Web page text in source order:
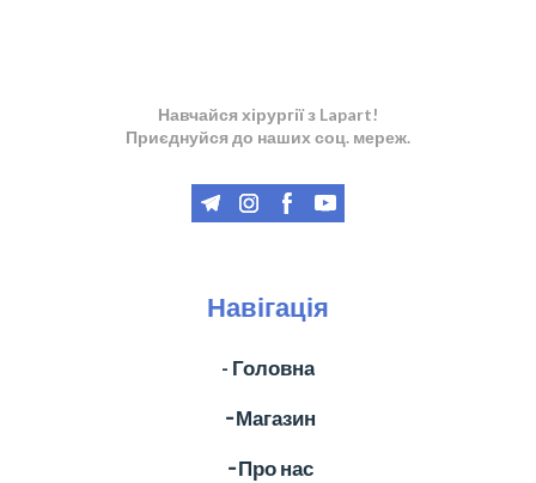
Навчайся хірургії з Lapart!
Приєднуйся до наших соц. мереж.
Навігація
- Головна
╶ Магазин
╶ Про нас